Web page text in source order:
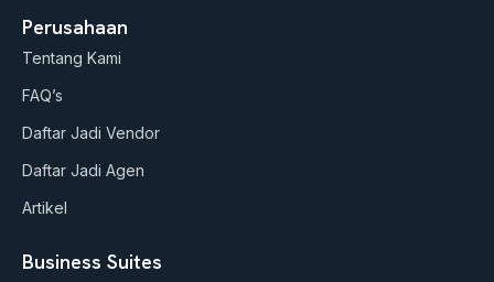
u
t
u
b
e
s
t
a
a
c
e
b
k
Perusahaan
Tentang Kami
FAQ’s
Daftar Jadi Vendor
Daftar Jadi Agen
Artikel
Business Suites